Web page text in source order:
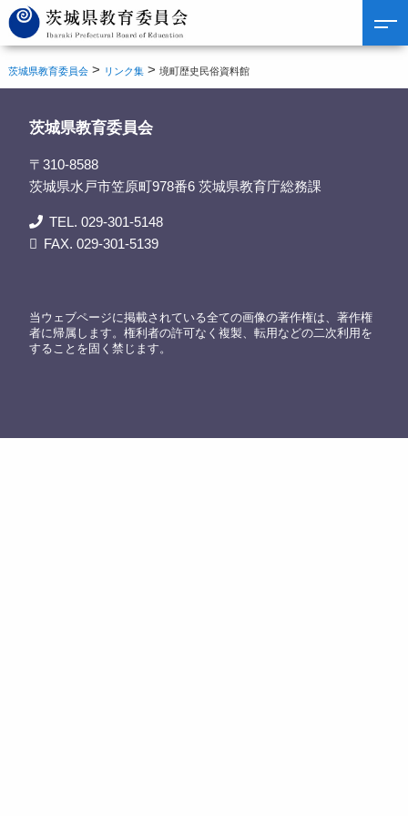
茨城県教育委員会 > リンク集 >境町歴史民俗資料館
茨城県教育委員会
〒310-8588
茨城県水戸市笠原町978番6 茨城県教育庁総務課
TEL. 029-301-5148
FAX. 029-301-5139
当ウェブページに掲載されている全ての画像の著作権は、著作権
者に帰属します。権利者の許可なく複製、転用などの二次利用を
することを固く禁じます。